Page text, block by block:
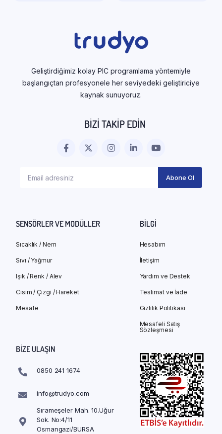
Geliştirdiğimiz kolay PIC programlama yöntemiyle
başlangıçtan profesyonele her seviyedeki geliştiriciye
kaynak sunuyoruz.
BIZI TAKIP EDIN
SENSÖRLER VE MODÜLLER
Sıcaklık / Nem
Sıvı / Yağmur
Işık / Renk / Alev
Cisim / Çizgi / Hareket
Mesafe
BILGI
Hesabım
İletişim
Yardım ve Destek
Teslimat ve İade
Gizlilik Politikası
Mesafeli Satış
Sözleşmesi
BIZE ULAŞIN
0850 241 1674
info@trudyo.com
Sırameşeler Mah. 10.Uğur
Sok. No:4/11
Osmangazi/BURSA